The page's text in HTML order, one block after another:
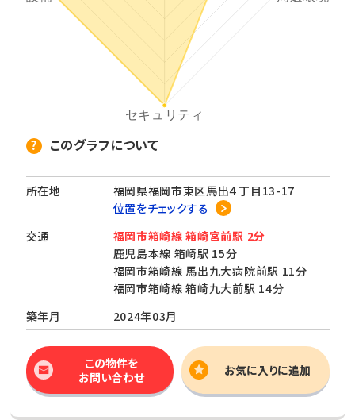
このグラフについて
所在地
福岡県福岡市東区馬出４丁目13-17
位置をチェックする
交通
福岡市箱崎線 箱崎宮前駅 2分
鹿児島本線 箱崎駅 15分
福岡市箱崎線 馬出九大病院前駅 11分
福岡市箱崎線 箱崎九大前駅 14分
築年月
2024年03月
この物件を
お問い合わせ
お気に入りに追加